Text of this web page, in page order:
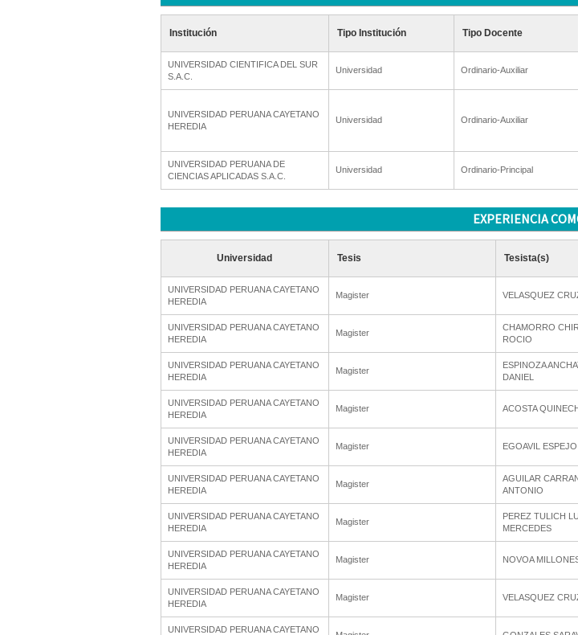
Institución Tipo Institución Tipo Docente
UNIVERSIDAD CIENTIFICA DEL SUR
S.A.C.
Universidad Ordinario-Auxiliar
UNIVERSIDAD PERUANA CAYETANO
HEREDIA
Universidad Ordinario-Auxiliar
UNIVERSIDAD PERUANA DE
CIENCIAS APLICADAS S.A.C.
Universidad Ordinario-Principal
EXPERIENCIA
Universidad Tesis Tesista(s)
UNIVERSIDAD PERUANA CAYETANO
HEREDIA
Magister VELASQUEZ
UNIVERSIDAD PERUANA CAYETANO
HEREDIA
Magister
CHAMORRO
ROCIO
UNIVERSIDAD PERUANA CAYETANO
HEREDIA
Magister
ESPINOZA
DANIEL
UNIVERSIDAD PERUANA CAYETANO
HEREDIA
Magister ACOSTA
UNIVERSIDAD PERUANA CAYETANO
HEREDIA
Magister EGOAVIL
UNIVERSIDAD PERUANA CAYETANO
HEREDIA
Magister
AGUILAR
ANTONIO
UNIVERSIDAD PERUANA CAYETANO
HEREDIA
Magister
PEREZ TULICH
MERCEDES
UNIVERSIDAD PERUANA CAYETANO
HEREDIA
Magister NOVOA
UNIVERSIDAD PERUANA CAYETANO
HEREDIA
Magister VELASQUEZ
UNIVERSIDAD PERUANA CAYETANO